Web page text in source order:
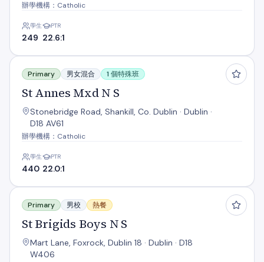
辦學機構：Catholic
學生
249
PTR
22.6:1
St Annes Mxd N S
Primary 男女混合 1 個特殊班
St Annes Mxd N S
Stonebridge Road, Shankill, Co. Dublin · Dublin ·
D18 AV61
辦學機構：Catholic
學生
440
PTR
22.0:1
St Brigids Boys N S
Primary 男校 熱餐
St Brigids Boys N S
Mart Lane, Foxrock, Dublin 18 · Dublin · D18
W406